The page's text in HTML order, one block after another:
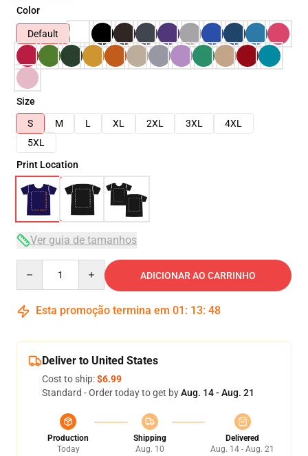
Color
Default
Size
S
M L XL 2XL 3XL
4XL
5XL
Print Location
Ver guia de tamanhos
ADICIONAR AO CARRINHO
Esta promoção termina em 01 : 13: 47
Deliver to United States
Cost to ship:$6.99
Standard - Order today to get byAug. 14 - Aug. 21
Production
Today
Shipping
Aug. 10
Delivered
Aug. 14 - Aug. 21